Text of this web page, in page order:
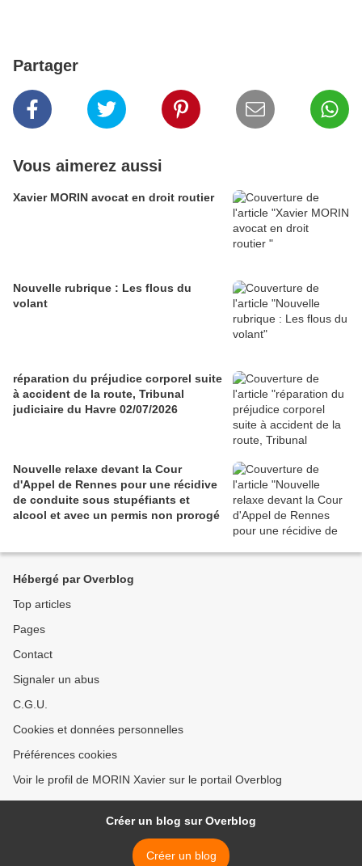
Partager
Vous aimerez aussi
Xavier MORIN avocat en droit routier
Nouvelle rubrique : Les flous du
volant
réparation du préjudice corporel suite
à accident de la route, Tribunal
judiciaire du Havre 02/07/2026
Nouvelle relaxe devant la Cour
d'Appel de Rennes pour une récidive
de conduite sous stupéfiants et
alcool et avec un permis non prorogé
Hébergé par Overblog
Top articles
Pages
Contact
Signaler un abus
C.G.U.
Cookies et données personnelles
Préférences cookies
Voir le profil de MORIN Xavier sur le portail Overblog
Créer un blog sur Overblog
Créer un blog